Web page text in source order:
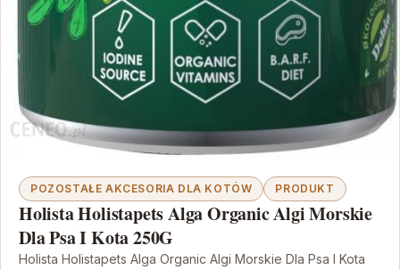
POZOSTAŁE AKCESORIA DLA KOTÓW PRODUKT
Holista Holistapets Alga Organic Algi Morskie
Dla Psa I Kota 250G
Holista Holistapets Alga Organic Algi Morskie Dla Psa I Kota